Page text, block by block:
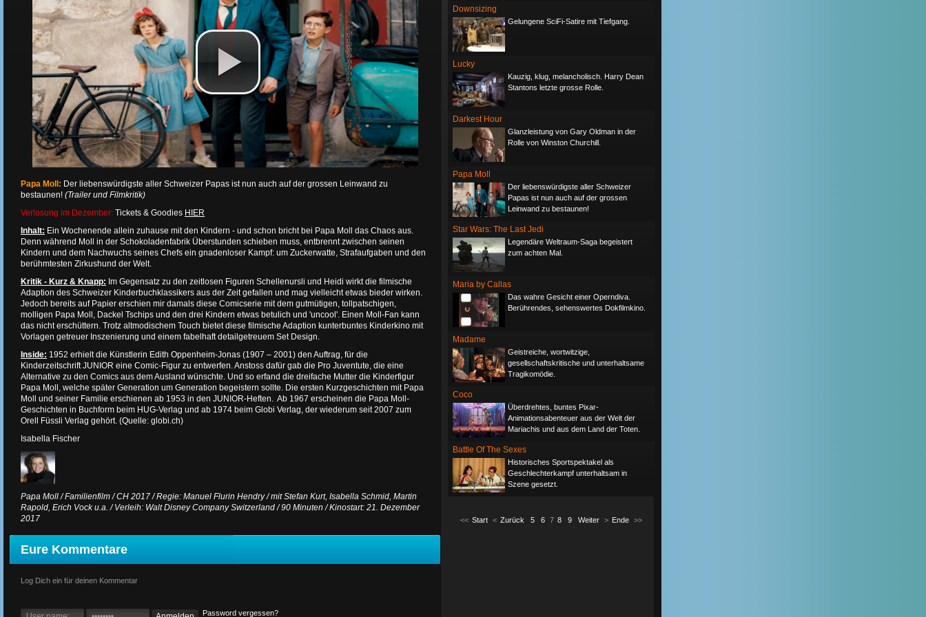
Downsizing
Gelungene SciFi-Satire mit Tiefgang.
Lucky
Kauzig, klug, melancholisch. Harry Dean
Stantons letzte grosse Rolle.
Darkest Hour
Glanzleistung von Gary Oldman in der
Rolle von Winston Churchill.
Papa Moll
Der liebenswürdigste aller Schweizer
Papas ist nun auch auf der grossen
Leinwand zu bestaunen!
Star Wars: The Last Jedi
Legendäre Weltraum-Saga begeistert
zum achten Mal.
Maria by Callas
Das wahre Gesicht einer Operndiva.
Berührendes, sehenswertes Dokfilmkino.
Madame
Geistreiche, wortwitzige,
gesellschaftskritische und unterhaltsame
Tragikomödie.
Coco
Überdrehtes, buntes Pixar-
Animationsabenteuer aus der Welt der
Mariachis und aus dem Land der Toten.
Battle Of The Sexes
Historisches Sportspektakel als
Geschlechterkampf unterhaltsam in
Szene gesetzt.
<< Start < Zurück 5 6 7 8 9 Weiter > Ende >>
Papa Moll: Der liebenswürdigste aller Schweizer Papas ist nun auch auf der grossen Leinwand zu
bestaunen! (Trailer und Filmkritik)
Verlosung im Dezember: Tickets & Goodies HIER
Inhalt: Ein Wochenende allein zuhause mit den Kindern - und schon bricht bei Papa Moll das Chaos aus.
Denn während Moll in der Schokoladenfabrik Überstunden schieben muss, entbrennt zwischen seinen
Kindern und dem Nachwuchs seines Chefs ein gnadenloser Kampf: um Zuckerwatte, Strafaufgaben und den
berühmtesten Zirkushund der Welt.
Kritik - Kurz & Knapp: Im Gegensatz zu den zeitlosen Figuren Schellenursli und Heidi wirkt die filmische
Adaption des Schweizer Kinderbuchklassikers aus der Zeit gefallen und mag vielleicht etwas bieder wirken.
Jedoch bereits auf Papier erschien mir damals diese Comicserie mit dem gutmütigen, tollpatschigen,
molligen Papa Moll, Dackel Tschips und den drei Kindern etwas betulich und 'uncool'. Einen Moll-Fan kann
das nicht erschüttern. Trotz altmodischem Touch bietet diese filmische Adaption kunterbuntes Kinderkino mit
Vorlagen getreuer Inszenierung und einem fabelhaft detailgetreuem Set Design.
Inside: 1952 erhielt die Künstlerin Edith Oppenheim-Jonas (1907 – 2001) den Auftrag, für die
Kinderzeitschrift JUNIOR eine Comic-Figur zu entwerfen. Anstoss dafür gab die Pro Juventute, die eine
Alternative zu den Comics aus dem Ausland wünschte. Und so erfand die dreifache Mutter die Kinderfigur
Papa Moll, welche später Generation um Generation begeistern sollte. Die ersten Kurzgeschichten mit Papa
Moll und seiner Familie erschienen ab 1953 in den JUNIOR-Heften. Ab 1967 erscheinen die Papa Moll-
Geschichten in Buchform beim HUG-Verlag und ab 1974 beim Globi Verlag, der wiederum seit 2007 zum
Orell Füssli Verlag gehört. (Quelle: globi.ch)
Isabella Fischer
Papa Moll / Familienfilm / CH 2017 / Regie: Manuel Flurin Hendry / mit Stefan Kurt, Isabella Schmid, Martin
Rapold, Erich Vock u.a. / Verleih: Walt Disney Company Switzerland / 90 Minuten / Kinostart: 21. Dezember
2017
Eure Kommentare
Log Dich ein für deinen Kommentar
Password vergessen?